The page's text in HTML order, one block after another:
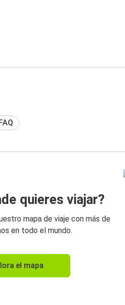
quieres viajar?
mapa de viaje con más de
en todo el mundo.
el mapa